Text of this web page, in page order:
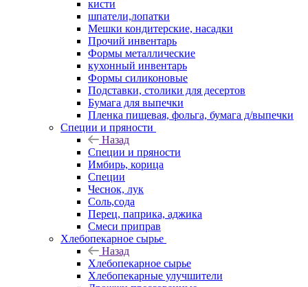
кисти
шпатели,лопатки
Мешки кондитерские, насадки
Прочий инвентарь
Формы металлические
кухонный инвентарь
Формы силиконовые
Подставки, столики для десертов
Бумага для выпечки
Пленка пищевая, фольга, бумага д/выпечки
Специи и пряности
Назад
Специи и пряности
Имбирь, корица
Специи
Чеснок, лук
Соль,сода
Перец, паприка, аджика
Смеси приправ
Хлебопекарное сырье
Назад
Хлебопекарное сырье
Хлебопекарные улучшители